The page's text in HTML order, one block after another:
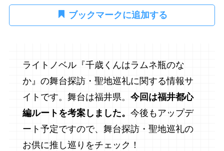
ブックマークに追加する
ライトノベル『千歳くんはラムネ瓶のな
か』の舞台探訪・聖地巡礼に関する情報サ
イトです。舞台は福井県。 今回は福井都心
編ルートを考案しました。 今後もアップデ
ート予定ですので、舞台探訪・聖地巡礼の
お供に推し巡りをチェック！